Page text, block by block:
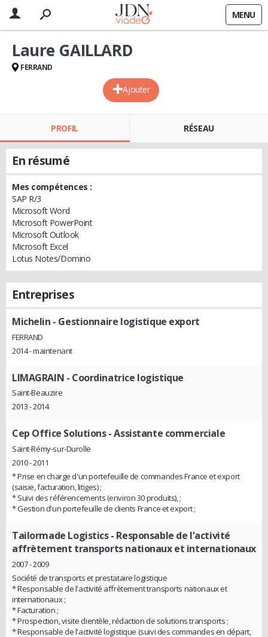
MENU
Ajouter
Laure GAILLARD
FERRAND
PROFIL RÉSEAU
En résumé
Mes compétences :
SAP R/3
Microsoft Word
Microsoft PowerPoint
Microsoft Outlook
Microsoft Excel
Lotus Notes/Domino
Entreprises
Michelin - Gestionnaire logistique export
FERRAND
2014 - maintenant
LIMAGRAIN - Coordinatrice logistique
Saint-Beauzire
2013 - 2014
Cep Office Solutions- Assistante commerciale
Saint-Rémy-sur-Durolle
2010 - 2011
* Prise en charge d'un portefeuille de commandes France et export
(saisie, facturation, litiges) ;
* Suivi des référencements (environ 30 produits), ;
* Gestion d'un portefeuille de clients France et export ;
Tailormade Logistics- Responsable de l'activité
affrètement transports nationaux et internationaux
2007 - 2009
Société de transports et prestataire logistique
* Responsable de l'activité affrètement transports nationaux et
internationaux ;
* Facturation ;
* Prospection, visite clientèle, rédaction de solutions transports ;
* Responsable de l'activité logistique (suivi des commandes en départ,